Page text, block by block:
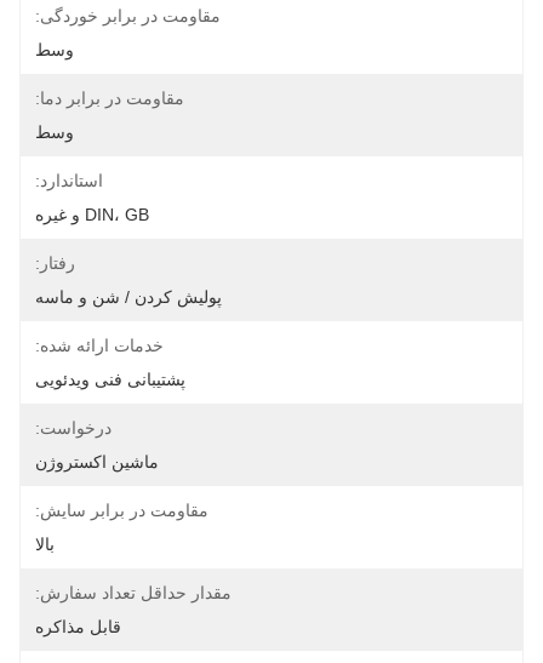
مقاومت در برابر خوردگی:
وسط
مقاومت در برابر دما:
وسط
استاندارد:
DIN، GB و غیره
رفتار:
پولیش کردن / شن و ماسه
خدمات ارائه شده:
پشتیبانی فنی ویدئویی
درخواست:
ماشین اکستروژن
مقاومت در برابر سایش:
بالا
مقدار حداقل تعداد سفارش:
قابل مذاکره